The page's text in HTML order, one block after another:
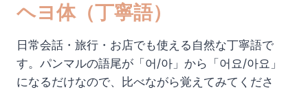
ヘヨ体（丁寧語）
日常会話・旅行・お店でも使える自然な丁寧語で
す。パンマルの語尾が「어/아」から「어요/아요」
になるだけなので、比べながら覚えてみてくださ